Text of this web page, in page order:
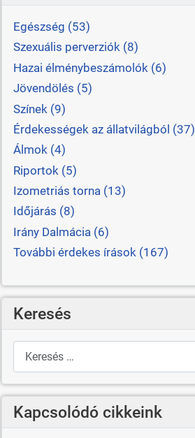
Egészség (53)
Szexuális perverziók (8)
Hazai élménybeszámolók (6)
Jövendölés (5)
Színek (9)
Érdekességek az állatvilágból (37)
Álmok (4)
Riportok (5)
Izometriás torna (13)
Időjárás (8)
Irány Dalmácia (6)
További érdekes írások (167)
Keresés
Keresés
Kapcsolódó cikkeink